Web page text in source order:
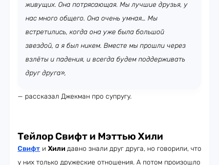
живущих. Она потрясающая. Мы лучшие друзья, у
нас много общего. Она очень умная… Мы
встретились, когда она уже была большой
звездой, а я был никем. Вместе мы прошли через
взлёты и падения, и всегда будем поддерживать
друг друга»,
— рассказал Джекман про супругу.
Тейлор Свифт и Мэттью Хили
Свифт и Хили давно знали друг друга, но говорили, что
у них только дружеские отношения. А потом произошло